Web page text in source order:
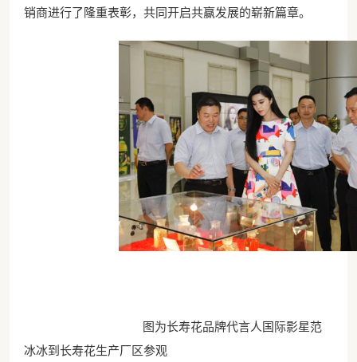
销商进行了隆重表彰，共同开启共赢发展的崭新篇章。
图为长寿花品牌代言人国际影星范
冰冰到长寿花生产厂区参观